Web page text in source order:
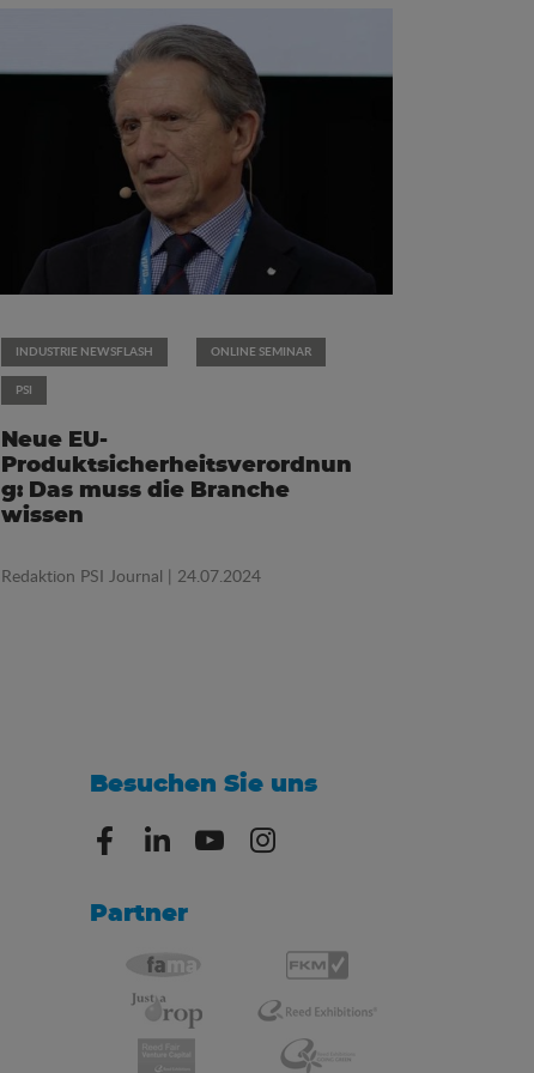
INDUSTRIE NEWSFLASH ONLINE SEMINAR
PSI
Neue EU-
Produktsicherheitsverordnun
g: Das muss die Branche
wissen
Redaktion PSI Journal | 24.07.2024
Besuchen Sie uns
Partner